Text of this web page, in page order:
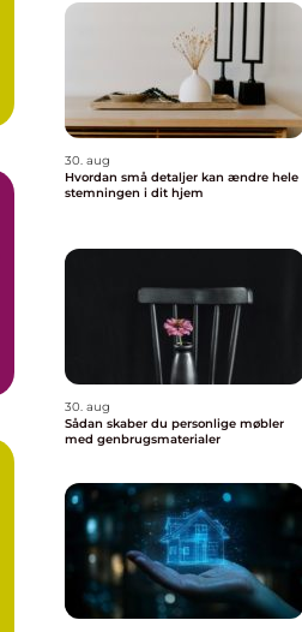
30. aug
Hvordan små detaljer kan ændre hele
stemningen i dit hjem
30. aug
Sådan skaber du personlige møbler
med genbrugsmaterialer